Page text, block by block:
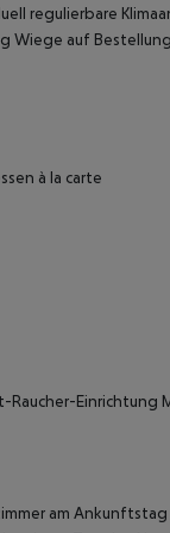
regulierbare
Wiege auf
à la carte
Einrichtung
am